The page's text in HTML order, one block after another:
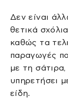
Δεν είναι
θετικά
καθώς τα
παραγωγές
με τη
υπηρετήσει
είδη.